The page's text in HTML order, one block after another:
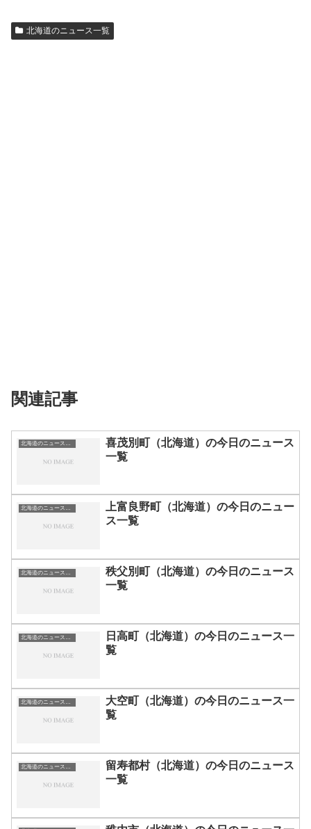
北海道のニュース一覧
関連記事
北海道のニュース一覧
喜茂別町（北海道）の今日のニュース
一覧
北海道のニュース一覧
上富良野町（北海道）の今日のニュー
ス一覧
北海道のニュース一覧
秩父別町（北海道）の今日のニュース
一覧
北海道のニュース一覧
日高町（北海道）の今日のニュース一
覧
北海道のニュース一覧
大空町（北海道）の今日のニュース一
覧
北海道のニュース一覧
留寿都村（北海道）の今日のニュース
一覧